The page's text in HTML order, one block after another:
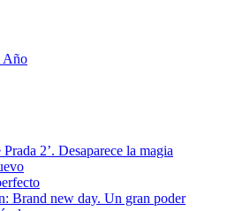
Año
2’. Desaparece la magia
Brand new day. Un gran poder